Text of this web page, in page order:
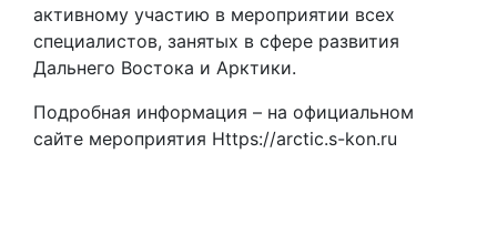
активному участию в мероприятии всех
специалистов, занятых в сфере развития
Дальнего Востока и Арктики.
Подробная информация – на официальном
сайте мероприятия Https://arctic.s-kon.ru